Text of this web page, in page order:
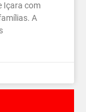
Içara com
A